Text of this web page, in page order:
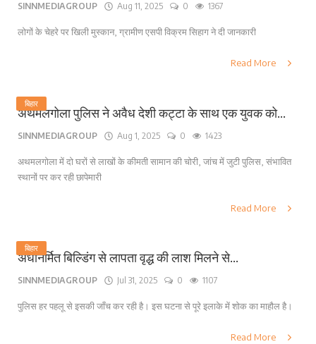
SINNMEDIAGROUP Aug 11, 2025 0 1367
लोगों के चेहरे पर खिली मुस्कान, ग्रामीण एसपी विक्रम सिहाग ने दी जानकारी
Read More
बिहार
अथमलगोला पुलिस ने अवैध देशी कट्टा के साथ एक युवक को...
SINNMEDIAGROUP Aug 1, 2025 0 1423
अथमलगोला में दो घरों से लाखों के कीमती सामान की चोरी, जांच में जुटी पुलिस, संभावित
स्थानों पर कर रही छापेमारी
Read More
बिहार
अर्धनिर्मित बिल्डिंग से लापता वृद्ध की लाश मिलने से...
SINNMEDIAGROUP Jul 31, 2025 0 1107
पुलिस हर पहलू से इसकी जाँच कर रही है। इस घटना से पूरे इलाके में शोक का माहौल है।
Read More